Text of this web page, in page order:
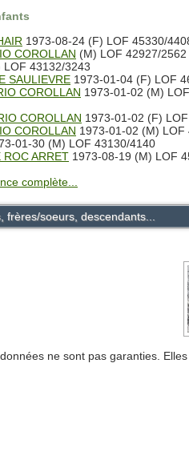
1973-08-24 (F) LOF 45330/
COROLLAN (M) LOF 42927/2562
LOF 43132/3243
SAULIEVRE 1973-01-04 (F) LOF
COROLLAN 1973-01-02 (M)
COROLLAN 1973-01-02 (F)
COROLLAN 1973-01-02 (M) LOF
01-30 (M) LOF 43130/4140
ROC ARRET 1973-08-19 (M) LOF
complète...
frères/soeurs, descendants...
ne sont pas garanties.